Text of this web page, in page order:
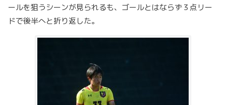
ールを狙うシーンが見られるも、ゴールとはならず３点リー
ドで後半へと折り返した。